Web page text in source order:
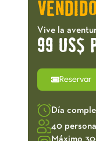
Vive la
99 US$
Reservar
Día
40
Máximo